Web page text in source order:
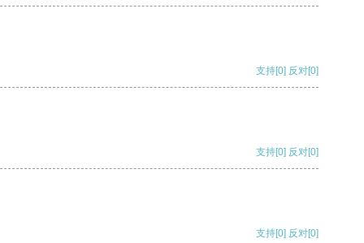
支持[0] 反对[0]
支持[0] 反对[0]
支持[0] 反对[0]